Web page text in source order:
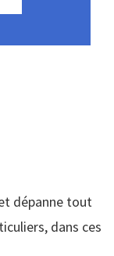
dépanne tout
dans ces